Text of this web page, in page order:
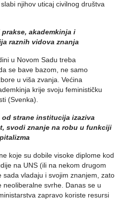
njihov uticaj civilnog društva
akademkinja i
raznih vidova znanja
u Novom Sadu treba
se bave bazom, ne samo
u viša zvanja. Većina
krije svoju feminističku
(Svenka).
strane institucija izaziva
svodi znanje na robu u funkciji
koje su dobile visoke diplome kod
na UNS (ili na nekom drugom
sada vladaju i svojim znanjem, zato
neoliberalne svrhe. Danas se u
zapravo koriste resursi